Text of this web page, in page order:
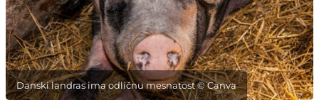
Danski landras ima odličnu mesnatost © Canva